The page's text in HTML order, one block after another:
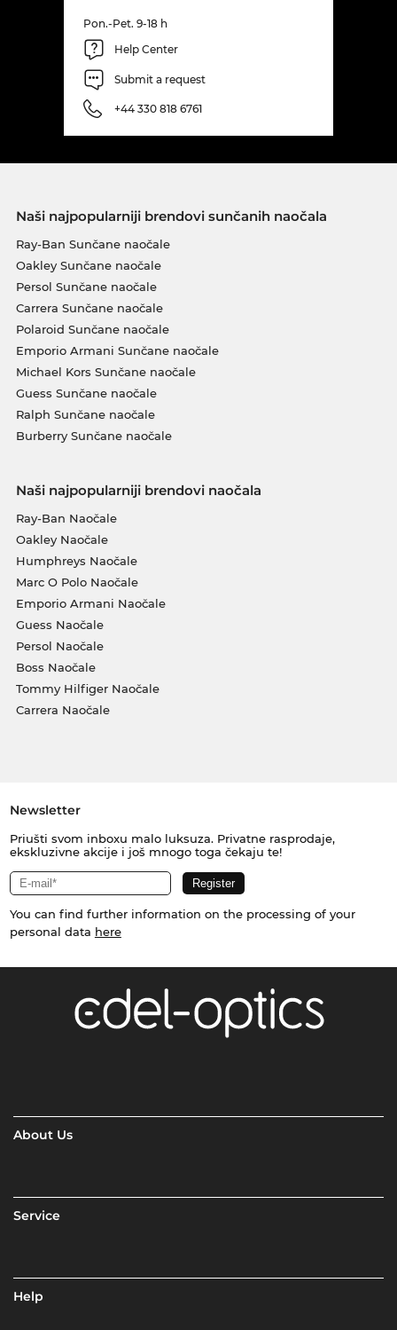
Pon.-Pet. 9-18 h
Help Center
Submit a request
+44 330 818 6761
Naši najpopularniji brendovi sunčanih naočala
Ray-Ban Sunčane naočale
Oakley Sunčane naočale
Persol Sunčane naočale
Carrera Sunčane naočale
Polaroid Sunčane naočale
Emporio Armani Sunčane naočale
Michael Kors Sunčane naočale
Guess Sunčane naočale
Ralph Sunčane naočale
Burberry Sunčane naočale
Naši najpopularniji brendovi naočala
Ray-Ban Naočale
Oakley Naočale
Humphreys Naočale
Marc O Polo Naočale
Emporio Armani Naočale
Guess Naočale
Persol Naočale
Boss Naočale
Tommy Hilfiger Naočale
Carrera Naočale
Newsletter
Priušti svom inboxu malo luksuza. Privatne rasprodaje,
ekskluzivne akcije i još mnogo toga čekaju te!
You can find further information on the processing of your
personal data here
About Us
Service
Help